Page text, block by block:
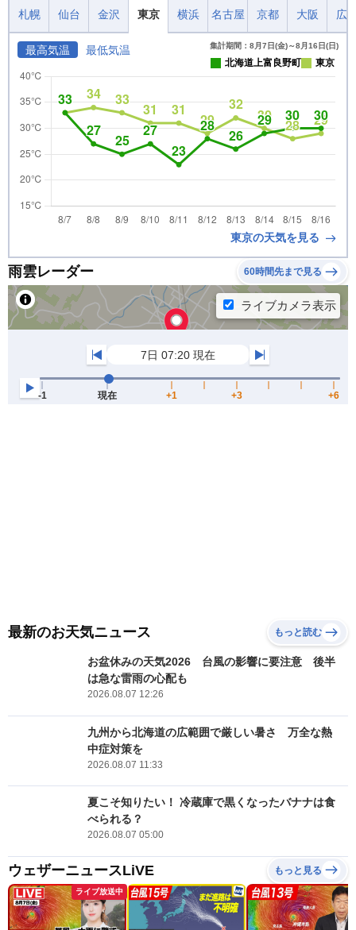
札幌 仙台 金沢 東京 横浜 名古屋 京都 大阪 広
最高気温 最低気温 集計期間：8月7日(金)～8月16日(日)
北海道上富良野町 東京
東京の天気を見る
雨雲レーダー 60時間先まで見る
最新のお天気ニュース もっと読む
お盆休みの天気2026 台風の影響に要注意 後半
は急な雷雨の心配も
2026.08.07 12:26
九州から北海道の広範囲で厳しい暑さ 万全な熱
中症対策を
2026.08.07 11:33
夏こそ知りたい！ 冷蔵庫で黒くなったバナナは食
べられる？
2026.08.07 05:00
ウェザーニュースLiVE もっと見る
ライブ放送中